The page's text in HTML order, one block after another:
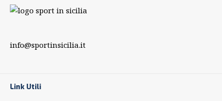
info@sportinsicilia.it
Link Utili